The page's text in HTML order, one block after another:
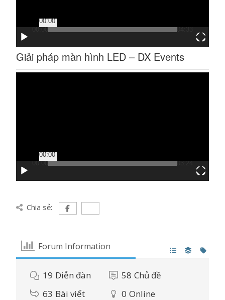
00:00
00:00
04:33
Giải pháp màn hình LED – DX Events
00:00
00:00
03:24
Chia sẻ:
Forum Information
19 Diễn đàn 58 Chủ đề
63 Bài viết 0 Online